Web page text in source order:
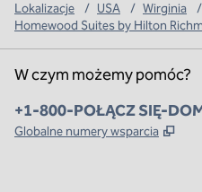
Lokalizacje / USA / Wirginia /
Homewood Suites by Hilton
W czym możemy pomóc?
Telefon:
+1-800-POŁĄCZ SIĘ-
Globalne numery wsparcia ,